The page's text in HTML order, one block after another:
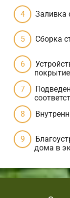
Заливка
Сборка
дома в